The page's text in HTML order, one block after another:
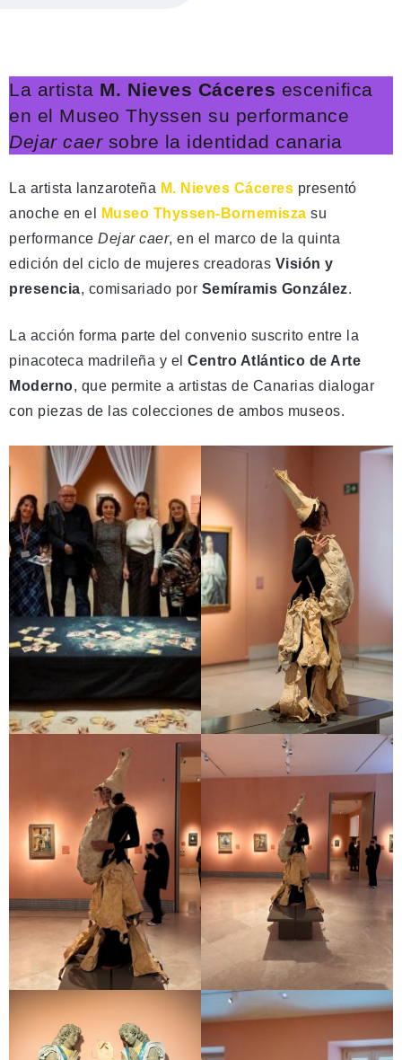
La artista M. Nieves Cáceres escenifica
en el Museo Thyssen su performance
Dejar caersobre la identidad canaria
La artista lanzaroteña M. Nieves Cáceres presentó
anoche en el
Museo Thyssen-Bornemisza su
performance Dejar caer, en el marco de la quinta
edición del ciclo de mujeres creadoras Visión y
presencia, comisariado por Semíramis González.
La acción forma parte del convenio suscrito entre la
pinacoteca madrileña y el Centro Atlántico de Arte
Moderno, que permite a artistas de Canarias dialogar
con piezas de las colecciones de ambos museos.